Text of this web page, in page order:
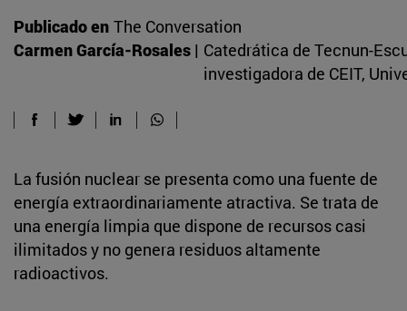
Publicado en The Conversation
Carmen García-Rosales | Catedrática de Tecnun-
investigadora de CEIT,
La fusión nuclear se presenta como una fuente de
energía extraordinariamente atractiva. Se trata de
una energía limpia que dispone de recursos casi
ilimitados y no genera residuos altamente
radioactivos.